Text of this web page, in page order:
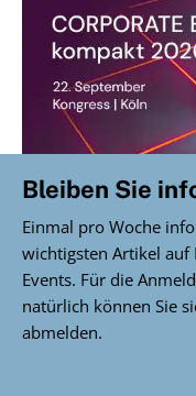
Bleiben Sie
Einmal pro Woche
wichtigsten Artikel auf
Events. Für die
natürlich können Sie
abmelden.